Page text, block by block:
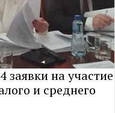
на участие
и среднего